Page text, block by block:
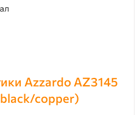
Azzardo AZ3145
copper)